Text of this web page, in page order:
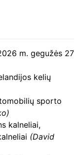
m. gegužės 27
kelių
sporto
kalneliai,
(David